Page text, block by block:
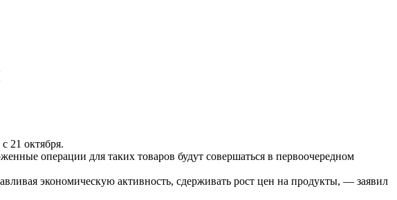
21 октября.
операции для таких товаров будут совершаться в первоочередном
экономическую активность, сдерживать рост цен на продукты, ― заявил